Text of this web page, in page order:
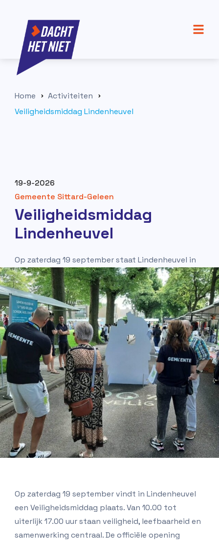
Home
Activiteiten
Veiligheidsmiddag Lindenheuvel
19-9-2026
Gemeente Sittard-Geleen
Veiligheidsmiddag
Lindenheuvel
Op zaterdag 19 september staat Lindenheuvel in
het teken van veiligheid. Benieuwd wat er allemaal
te zien en te ontdekken is?
Op zaterdag 19 september vindt in Lindenheuvel
een Veiligheidsmiddag plaats. Van 10.00 tot
uiterlijk 17.00 uur staan veiligheid, leefbaarheid en
samenwerking centraal. De officiële opening